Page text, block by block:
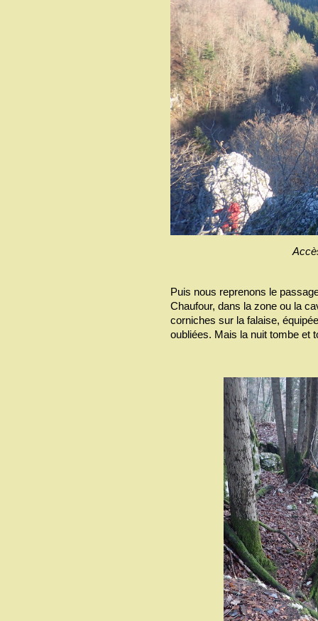
Puis nous reprenons le
Chaufour, dans la zone ou la
corniches sur la falaise,
oubliées. Mais la nuit tombe et